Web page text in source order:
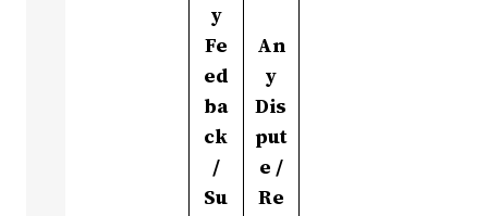
y
Fe
ed
ba
ck
/
Su
An
y
Dis
put
e /
Re